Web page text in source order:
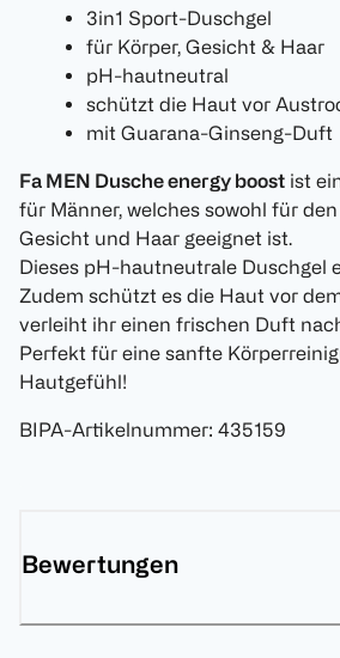
3in1 Sport-Duschgel
für Körper, Gesicht & Haar
pH-hautneutral
schützt die Haut vor
mit Guarana-Ginseng-Duft
Fa MEN Dusche energy boost ist
für Männer, welches sowohl für
Gesicht und Haar geeignet ist.
Dieses pH-hautneutrale Duschgel
Zudem schützt es die Haut vor
verleiht ihr einen frischen Duft
Perfekt für eine sanfte
Hautgefühl!
BIPA-Artikelnummer: 435159
Bewertungen